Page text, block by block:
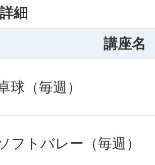
細
講座名
球（毎週）
フトバレー（毎週）